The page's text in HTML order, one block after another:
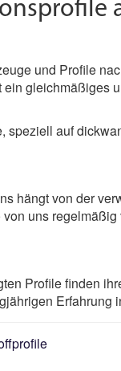
und Profile
gleichmäßiges
speziell auf
hängt von der
uns
Profile finden